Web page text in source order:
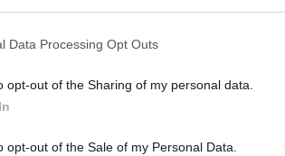
Data Processing Opt Outs
opt-out of the Sharing of my personal data.
opt-out of the Sale of my Personal Data.
FM TV